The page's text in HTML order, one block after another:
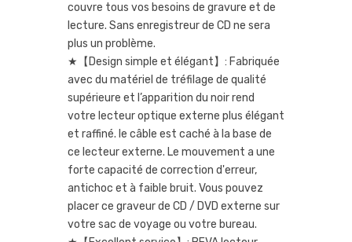
couvre tous vos besoins de gravure et de
lecture. Sans enregistreur de CD ne sera
plus un problème.
★【Design simple et élégant】: Fabriquée
avec du matériel de tréfilage de qualité
supérieure et l’apparition du noir rend
votre lecteur optique externe plus élégant
et raffiné. le câble est caché à la base de
ce lecteur externe. Le mouvement a une
forte capacité de correction d'erreur,
antichoc et à faible bruit. Vous pouvez
placer ce graveur de CD / DVD externe sur
votre sac de voyage ou votre bureau.